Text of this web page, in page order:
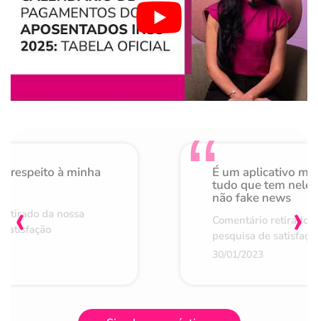
respeito à minha
da nossa
É um aplicativo
tudo que tem nele
não fake news
Comentário retirado
pesquisa de
30/01/2023
‹ ›